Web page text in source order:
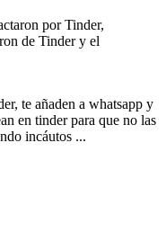
por Tinder,
de Tinder y el
te añaden a whatsapp y
en tinder para que no las
incáutos ...